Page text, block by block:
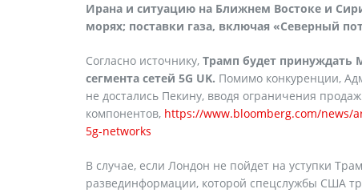
Ирана и ситуацию на Ближнем Востоке и
морях; поставки газа, включая «Северный
Согласно источнику, Трамп будет принуждать
сегмента сетей 5G UK. Помимо конкуренции,
не достались Пекину, вводя ограничения
компонентов, https://www.bloomberg.com/news/
5g-networks
В случае, если Лондон не пойдет на уступки
развединформации, которой спецслужбы США